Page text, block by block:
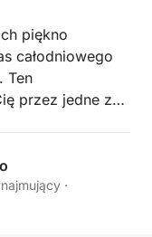
piękno
całodniowego
Ten
przez jedne z
wód Sardynii.
La
krystalicznie
dziewiczej
·